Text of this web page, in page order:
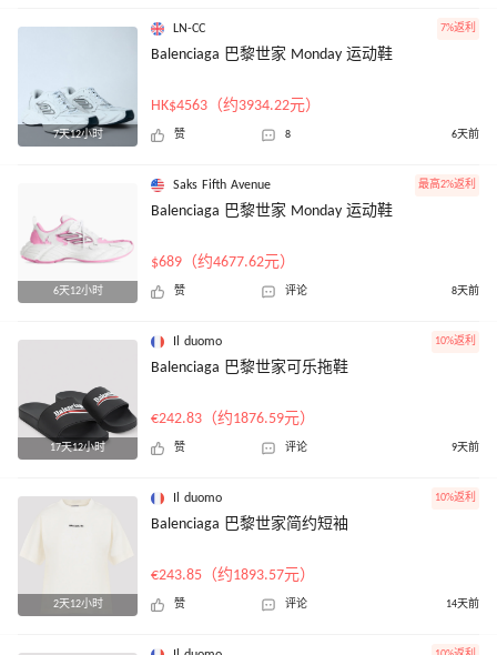
7天12小时
LN-CC 7%返利
Balenciaga 巴黎世家 Monday 运动鞋
HK$4563（约3934.22元）
赞 8 6天前
6天12小时
Saks Fifth Avenue 最高2%返利
Balenciaga 巴黎世家 Monday 运动鞋
$689（约4677.62元）
赞 评论 8天前
17天12小时
Il duomo 10%返利
Balenciaga 巴黎世家可乐拖鞋
€242.83（约1876.59元）
赞 评论 9天前
2天12小时
Il duomo 10%返利
Balenciaga 巴黎世家简约短袖
€243.85（约1893.57元）
赞 评论 14天前